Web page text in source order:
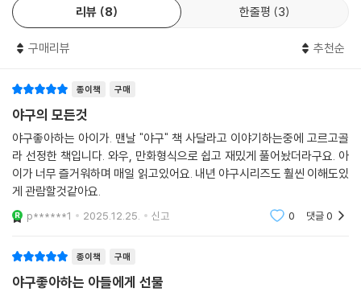
해할 수 있도록 구성했다. 야구에 관한 모든 것! 『Why? 스포츠 - 야구』가
리뷰 8 한줄평 3
구매리뷰 추천순
종이책 구매
야구의 모든것
야구좋아하는 아이가. 맨날 "야구" 책 사달라고 이야기하는중에 고르고골
라 선정한 책입니다. 와우, 만화형식으로 쉽고 재밌게 풀어놨더라구요. 아
이가 너무 즐거워하며 매일 읽고있어요. 내년 야구시리즈도 훨씬 이해도있
게 관람할것같아요.
p******1 2025.12.25. 신고 0 댓글0
종이책 구매
야구좋아하는 아들에게 선물